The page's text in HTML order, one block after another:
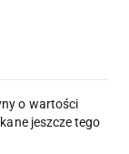
o wartości
jeszcze tego